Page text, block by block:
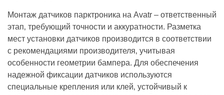
Монтаж датчиков парктроника на Avatr – ответственный
этап‚ требующий точности и аккуратности. Разметка
мест установки датчиков производится в соответствии
с рекомендациями производителя‚ учитывая
особенности геометрии бампера. Для обеспечения
надежной фиксации датчиков используются
специальные крепления или клей‚ устойчивый к